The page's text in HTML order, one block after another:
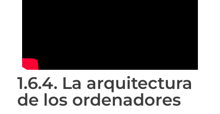
1.6.4. La arquitectura
de los ordenadores